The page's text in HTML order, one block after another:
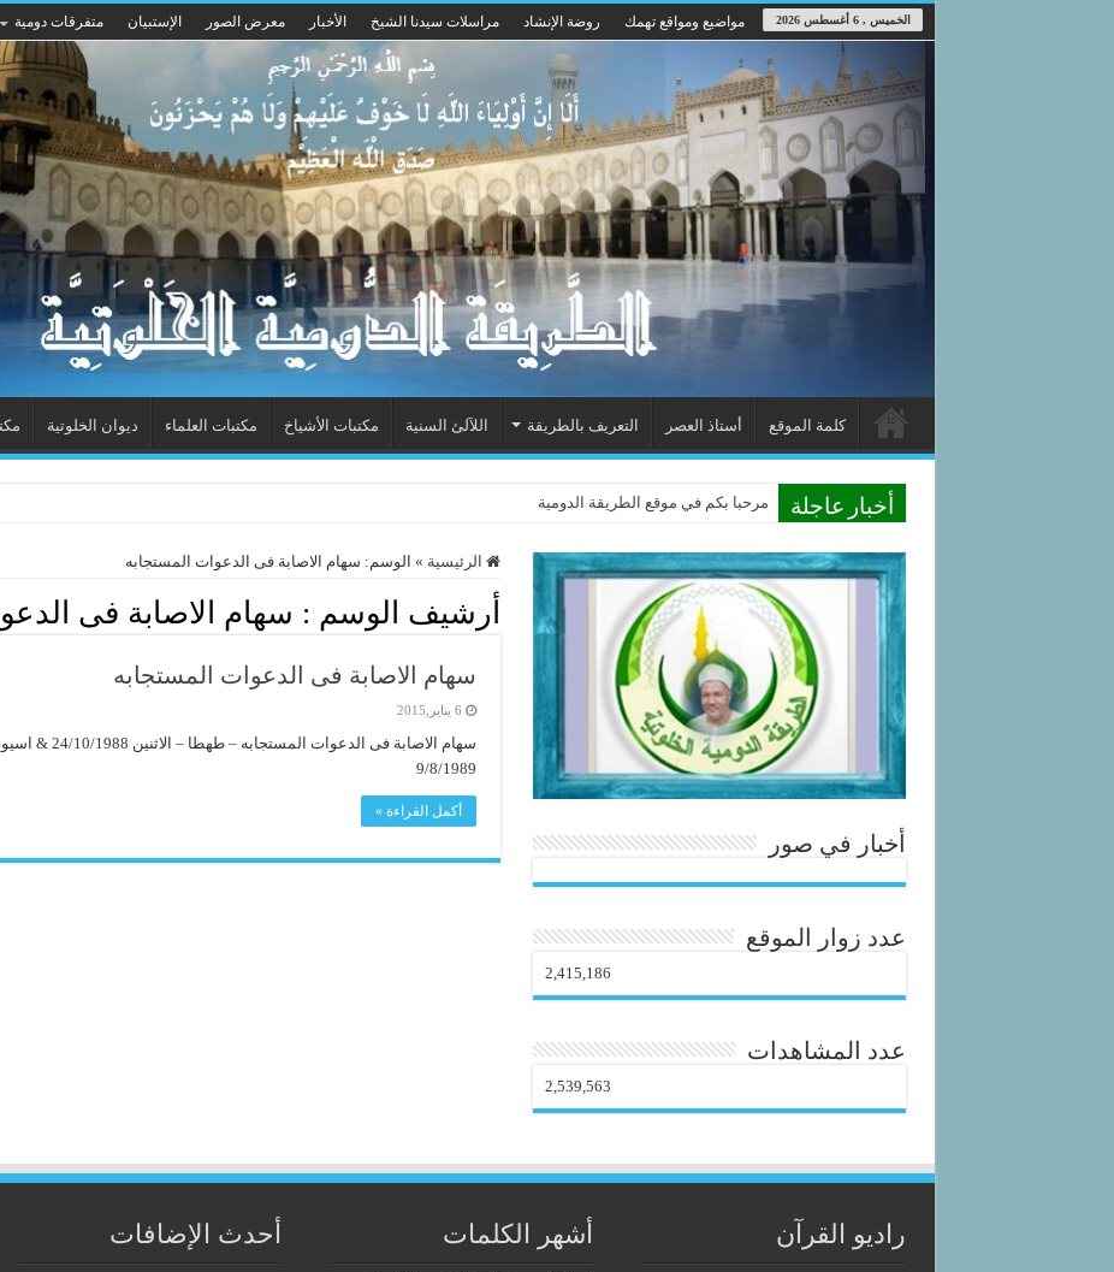
الخميس , 6 أغسطس 2026 مواضيع ومواقع تهمك روضة الإنشاد مراسلات سيدنا الشيخ الأخبار معرض الصور الإستبيان متفرقات دومية
كلمة الموقع أستاذ العصر التعريف بالطريقة اللآلئ السنية مكتبات الأشياخ مكتبات العلماء ديوان الخلوتية
أخبار عاجلة مرحبا بكم في موقع الطريقة الدومية الخلوتية بشكله
الرئيسية » الوسم: سهام الاصابة فى الدعوات المستجابه
أرشيف الوسم : سهام الاصابة فى
سهام الاصابة فى الدعوات المستجابه
6 يناير,2015
9/8/1989
أكمل القراءة »
أخبار في صور
عدد زوار الموقع
2,415,186
عدد المشاهدات
2,539,563
راديو القرآن أشهر الكلمات أحدث الإضافات